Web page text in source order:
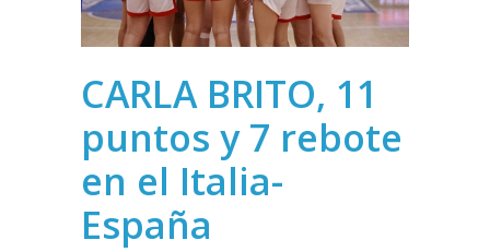
CARLA BRITO, 11
puntos y 7 rebote
en el Italia-
España